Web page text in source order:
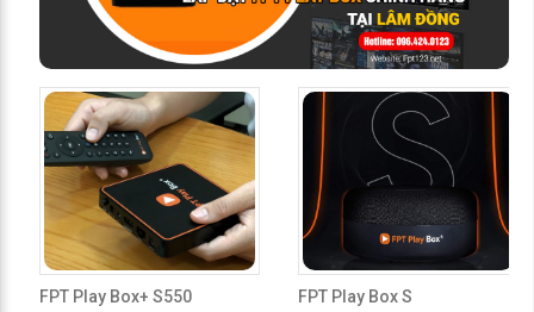
FPT Play Box+ S550 FPT Play Box S